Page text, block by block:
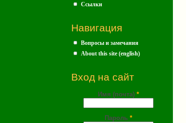
Ссылки
Навигация
Вопросы и замечания
About this site (english)
Вход на сайт
Имя (почта) *
Пароль *